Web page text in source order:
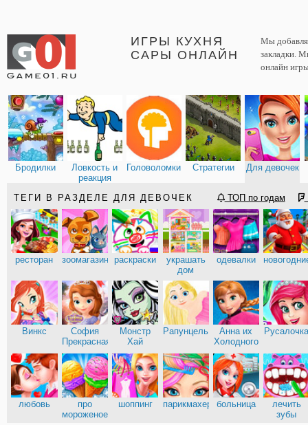
ИГРЫ КУХНЯ
САРЫ ОНЛАЙН
Мы
закладки.
онлайн
Бродилки
Ловкость и
реакция
Головоломки Стратегии Для девочек
ТЕГИ В РАЗДЕЛЕ ДЛЯ ДЕВОЧЕК ТОП по годам
ресторан зоомагазин раскраски
украшать
дом
одевалки
Эльза из
Холодного
сердца
Кухня
Сары
Винкс
София
Прекрасная
Монстр
Хай
Рапунцель
Анна их
Холодного
сердца
любовь
про
мороженое
шоппинг парикмахерскиебольница
лечить
зубы